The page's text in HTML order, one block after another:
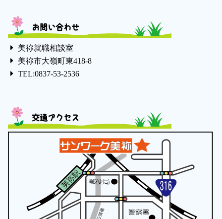
お問い合わせ
美祢就職相談室
美祢市大嶺町東418-8
TEL:0837-53-2536
交通アクセス